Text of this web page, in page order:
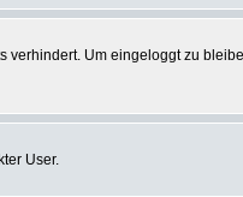
verhindert. Um eingeloggt zu
User.